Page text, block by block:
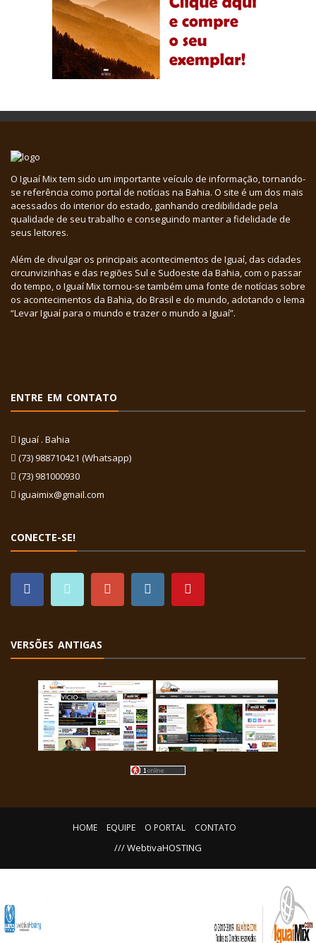
O Iguaí Mix tem sido um importante veículo de informação, tornando-
se referência como portal de notícias na Bahia. O site é um dos mais
acessados do interior do estado, ganhando credibilidade pela
qualidade de seu trabalho e conseguindo manter a fidelidade de
seus leitores.
Além de divulgar os principais acontecimentos de Iguaí, das cidades
circunvizinhas e das regiões Sul e Sudoeste da Bahia, com o passar
do tempo, o Iguaí Mix tornou-se também uma fonte de notícias sobre
os acontecimentos da Bahia, do Brasil e do mundo, adotando o lema
“Levar Iguaí para o mundo e trazer o mundo a Iguaí”.
ENTRE EM CONTATO
Iguaí . Bahia
(73) 988710421 (Whatsapp)
(73) 981000930
iguaimix@gmail.com
CONECTE-SE!
VERSÕES ANTIGAS
HOME EQUIPE O PORTAL CONTATO
/// WebtivaHOSTING